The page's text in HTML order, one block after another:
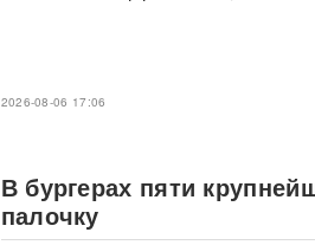
2026-08-06 17:06
В бургерах пяти
палочку